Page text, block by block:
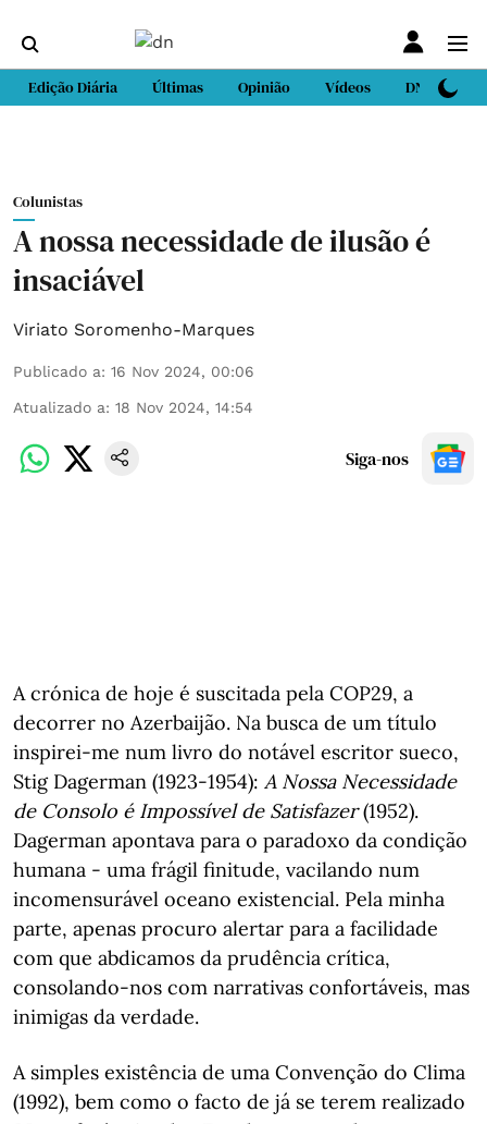
Edição Diária Últimas Opinião Vídeos DN Sport
Colunistas
A nossa necessidade de ilusão é
insaciável
Viriato Soromenho-Marques
Publicado a: 16 Nov 2024, 00:06
Atualizado a: 18 Nov 2024, 14:54
Siga-nos
A crónica de hoje é suscitada pela COP29, a
decorrer no Azerbaijão. Na busca de um título
inspirei-me num livro do notável escritor sueco,
Stig Dagerman (1923-1954): A Nossa Necessidade
de Consolo é Impossível de Satisfazer(1952).
Dagerman apontava para o paradoxo da condição
humana - uma frágil finitude, vacilando num
incomensurável oceano existencial. Pela minha
parte, apenas procuro alertar para a facilidade
com que abdicamos da prudência crítica,
consolando-nos com narrativas confortáveis, mas
inimigas da verdade.
A simples existência de uma Convenção do Clima
(1992), bem como o facto de já se terem realizado